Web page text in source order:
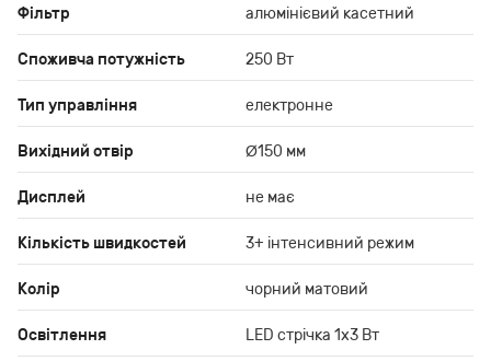
Фільтр алюмінієвий касетний
Споживча потужність 250 Вт
Тип управління електронне
Вихідний отвір Ø150 мм
Дисплей не має
Кількість швидкостей 3+ інтенсивний режим
Колір чорний матовий
Освітлення LED стрічка 1х3 Вт